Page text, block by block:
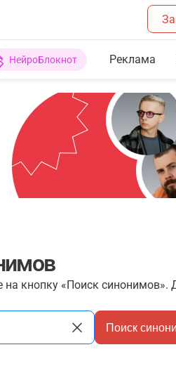
НейроБлокнот Реклама
на кнопку «Поиск синонимов».
Поиск